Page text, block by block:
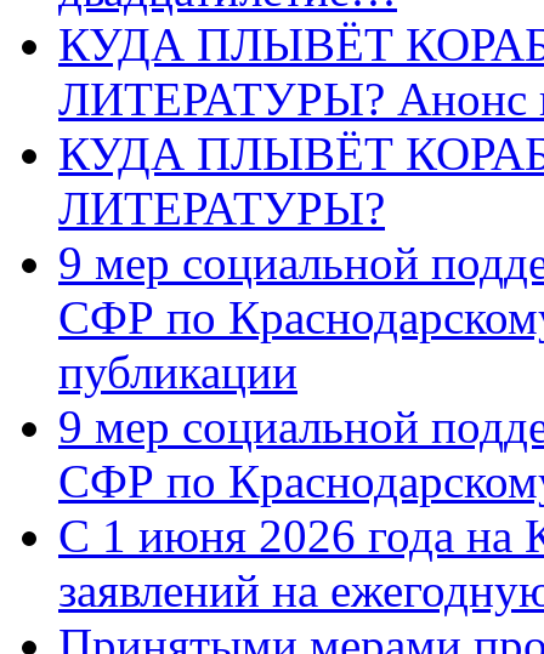
КУДА ПЛЫВЁТ
ЛИТЕРАТУРЫ? Анонс
КУДА ПЛЫВЁТ
ЛИТЕРАТУРЫ?
9 мер социальной
СФР по
публикации
9 мер социальной
СФР по
С 1 июня 2026 года на
заявлений на